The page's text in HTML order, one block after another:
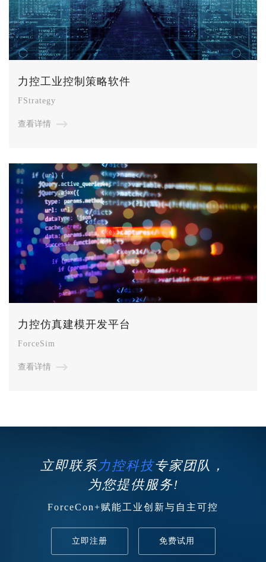
力控工业控制策略软件
FStrategy
查看详情
力控仿真建模开发平台
ForceSim
查看详情
立即联系力控科技专家团队，
为您提供服务!
ForceCon+赋能工业创新与自主可控
立即注册 免费试用